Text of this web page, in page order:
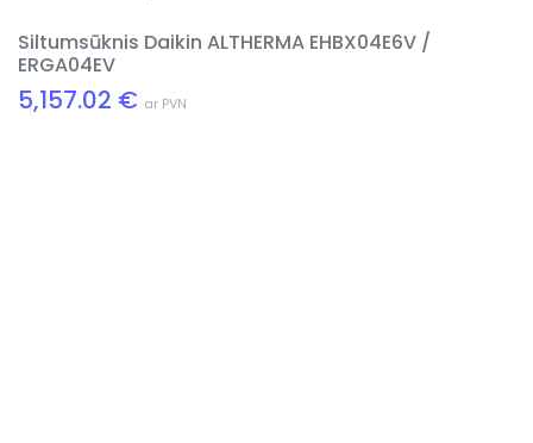
Siltumsūknis Daikin ALTHERMA EHBX04E6V /
ERGA04EV
5,157.02 € ar PVN